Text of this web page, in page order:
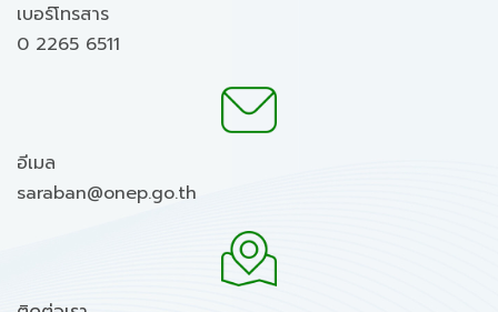
เบอร์โทรสาร
0 2265 6511
อีเมล
saraban@onep.go.th